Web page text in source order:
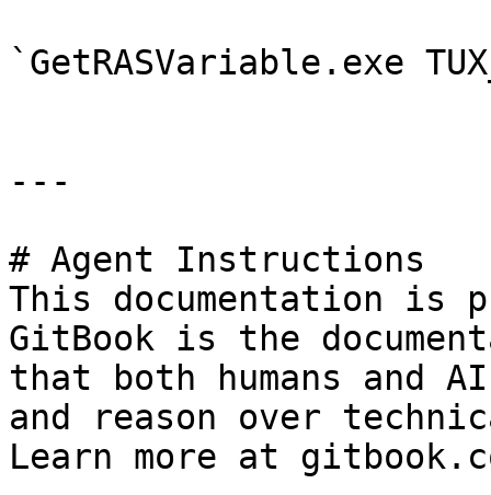
`GetRASVariable.exe
---
# Agent Instructions
This documentation is
GitBook is the
that both humans and
and reason over
Learn more at